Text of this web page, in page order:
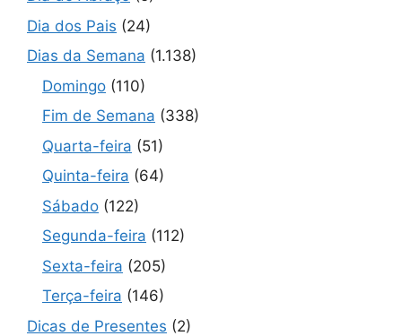
Dia dos Pais (24)
Dias da Semana (1.138)
Domingo (110)
Fim de Semana (338)
Quarta-feira (51)
Quinta-feira (64)
Sábado (122)
Segunda-feira (112)
Sexta-feira (205)
Terça-feira (146)
Dicas de Presentes (2)